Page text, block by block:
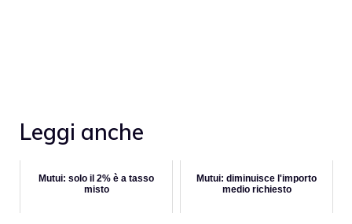
Leggi anche
Mutui: solo il 2% è a tasso
misto
Mutui: diminuisce l'importo
medio richiesto